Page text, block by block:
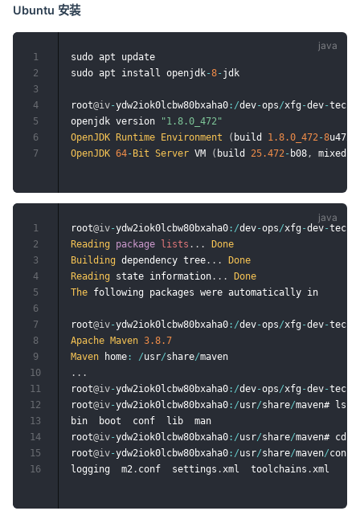
Ubuntu 安装
sudo apt update
sudo apt install openjdk-8- jdk
root@iv-ydw2iok0lcbw80bxaha0 : /dev-ops/xfg -dev-tech
openjdk version
"1.8.0_472"
OpenJDK Runtime Environment ( build 1.8.0_472 -8u472
OpenJDK 64- Bit Server VM ( build 25.472 - b08 , mixed
1
2
3
4
5
6
7
root@iv-ydw2iok0lcbw80bxaha0 : /dev-ops/xfg -dev-tech
Reading
package lists . . .
Done
Building dependency tree . . .
Done
Reading state information . . .
Done
The following packages were automatically in
root@iv-ydw2iok0lcbw80bxaha0 : /dev-ops/xfg -dev-tech
Apache Maven 3.8.7
Maven home : /usr/share/
. . .
root@iv-ydw2iok0lcbw80bxaha0 : /dev-ops/xfg -dev-tech
root@iv-ydw2iok0lcbw80bxaha0 : /usr/share/maven# ls
bin  boot  conf  lib  man
root@iv-ydw2iok0lcbw80bxaha0 : /usr/share/maven# cd
root@iv-ydw2iok0lcbw80bxaha0 : /usr/share/maven/
logging  m2 . conf  settings .xml  toolchains .
1
2
3
4
5
6
7
8
9
10
11
12
13
14
15
16